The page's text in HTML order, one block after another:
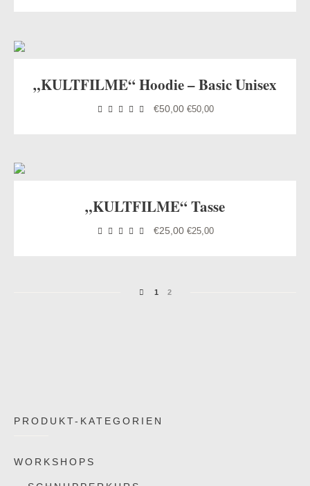
„KULTFILME“ Hoodie – Basic Unisex
€50,00 €50,00
„KULTFILME“ Tasse
€25,00 €25,00
1 2
PRODUKT-KATEGORIEN
WORKSHOPS